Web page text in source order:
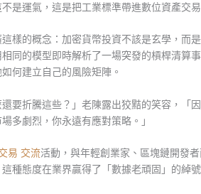
是運氣，這是把工業標準帶進數位資產交
樣的概念：加密貨幣投資不該是玄學，而
相同的模型即時解析了一場突發的槓桿清
何建立自己的風險矩陣。
還要折騰這些？」老陳露出狡黠的笑容，
多劇烈，你永遠有應對策略。」
易 交流活動，與年輕創業家、區塊鏈開發
種態度在業界贏得了「數據老頑固」的綽